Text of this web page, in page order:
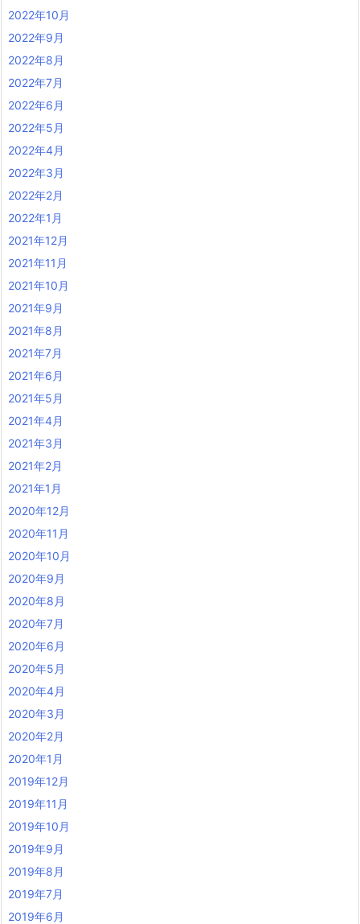
2022年10月
2022年9月
2022年8月
2022年7月
2022年6月
2022年5月
2022年4月
2022年3月
2022年2月
2022年1月
2021年12月
2021年11月
2021年10月
2021年9月
2021年8月
2021年7月
2021年6月
2021年5月
2021年4月
2021年3月
2021年2月
2021年1月
2020年12月
2020年11月
2020年10月
2020年9月
2020年8月
2020年7月
2020年6月
2020年5月
2020年4月
2020年3月
2020年2月
2020年1月
2019年12月
2019年11月
2019年10月
2019年9月
2019年8月
2019年7月
2019年6月